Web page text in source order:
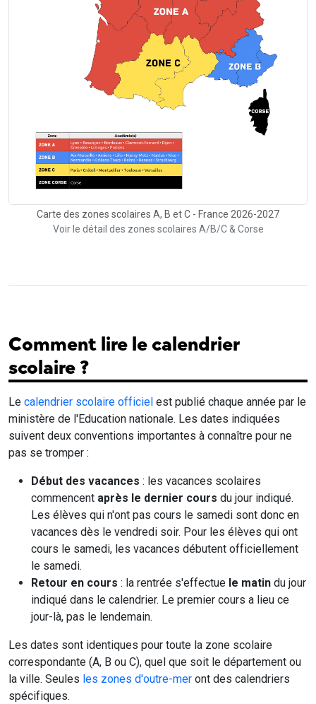
Carte des zones scolaires A, B et C - France 2026-2027
Voir le détail des zones scolaires A/B/C & Corse
Comment lire le calendrier
scolaire ?
Le calendrier scolaire officiel est publié chaque année par le
ministère de l'Education nationale. Les dates indiquées
suivent deux conventions importantes à connaître pour ne
pas se tromper :
Début des vacances : les vacances scolaires
commencent après le dernier cours du jour indiqué.
Les élèves qui n'ont pas cours le samedi sont donc en
vacances dès le vendredi soir. Pour les élèves qui ont
cours le samedi, les vacances débutent officiellement
le samedi.
Retour en cours : la rentrée s'effectue le matin du jour
indiqué dans le calendrier. Le premier cours a lieu ce
jour-là, pas le lendemain.
Les dates sont identiques pour toute la zone scolaire
correspondante (A, B ou C), quel que soit le département ou
la ville. Seules les zones d'outre-mer ont des calendriers
spécifiques.